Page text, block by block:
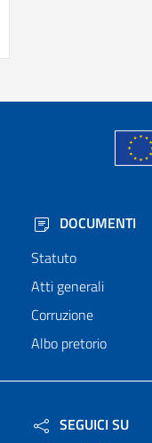
DOCUMENTI
Statuto
Atti generali
Corruzione
Albo pretorio
SEGUICI SU